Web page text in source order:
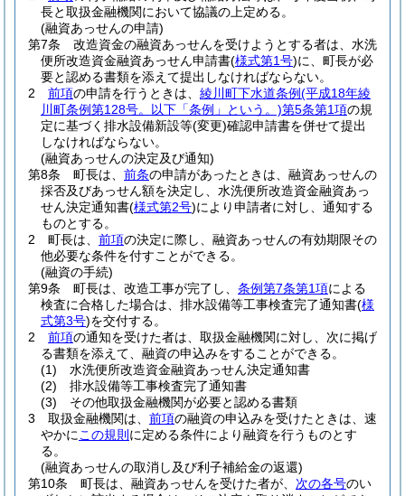
長と取扱金融機関において協議の上定める。
(融資あっせんの申請)
第7条
改造資金の融資あっせんを受けようとする者は、水洗
便所改造資金融資あっせん申請書(様式第1号)に、町長が必
要と認める書類を添えて提出しなければならない。
2
前項の申請を行うときは、 綾川町下水道条例(平成18年綾
川町条例第128号。以下「条例」という。)第5条第1項の規
定に基づく排水設備新設等(変更)確認申請書を併せて提出
しなければならない。
(融資あっせんの決定及び通知)
第8条
町長は、 前条の申請があったときは、融資あっせんの
採否及びあっせん額を決定し、水洗便所改造資金融資あっ
せん決定通知書(様式第2号)により申請者に対し、通知する
ものとする。
2
町長は、 前項の決定に際し、融資あっせんの有効期限その
他必要な条件を付すことができる。
(融資の手続)
第9条
町長は、改造工事が完了し、 条例第7条第1項による
検査に合格した場合は、排水設備等工事検査完了通知書(様
式第3号)を交付する。
2
前項の通知を受けた者は、取扱金融機関に対し、次に掲げ
る書類を添えて、融資の申込みをすることができる。
(1)
水洗便所改造資金融資あっせん決定通知書
(2)
排水設備等工事検査完了通知書
(3)
その他取扱金融機関が必要と認める書類
3
取扱金融機関は、 前項の融資の申込みを受けたときは、速
やかに この規則 に定める条件により融資を行うものとす
る。
(融資あっせんの取消し及び利子補給金の返還)
第10条
町長は、融資あっせんを受けた者が、 次の各号のい